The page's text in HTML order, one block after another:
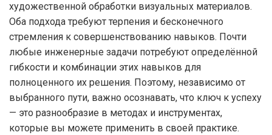
художественной обработки визуальных материалов.
Оба подхода требуют терпения и бесконечного
стремления к совершенствованию навыков. Почти
любые инженерные задачи потребуют определённой
гибкости и комбинации этих навыков для
полноценного их решения. Поэтому, независимо от
выбранного пути, важно осознавать, что ключ к успеху
— это разнообразие в методах и инструментах,
которые вы можете применить в своей практике.